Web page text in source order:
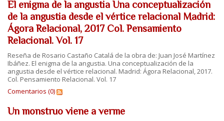
El enigma de la angustia Una conceptualización
de la angustia desde el vértice relacional Madrid:
Ágora Relacional, 2017 Col. Pensamiento
Relacional. Vol. 17
Reseña de Rosario Castaño Catalá de la obra de: Juan José Martínez
Ibáñez. El enigma de la angustia. Una conceptualización de la
angustia desde el vértice relacional. Madrid: Ágora Relacional, 2017.
Col. Pensamiento Relacional. Vol. 17
Comentarios (0)
Un monstruo viene a verme